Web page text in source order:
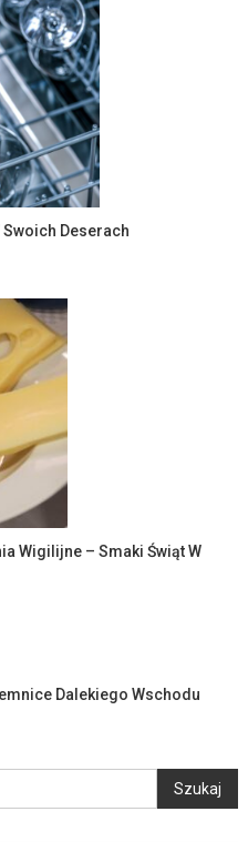
Deserach
Wigilijne – Smaki Świąt W
Dalekiego Wschodu
Szukaj